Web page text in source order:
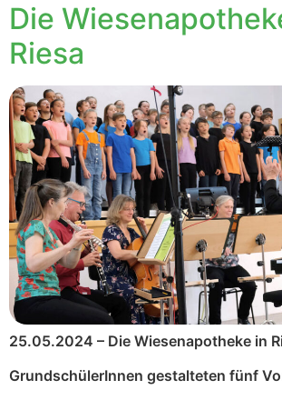
Die
Riesa
25.05.2024 – Die Wiesenapotheke in
GrundschülerInnen gestalteten fünf